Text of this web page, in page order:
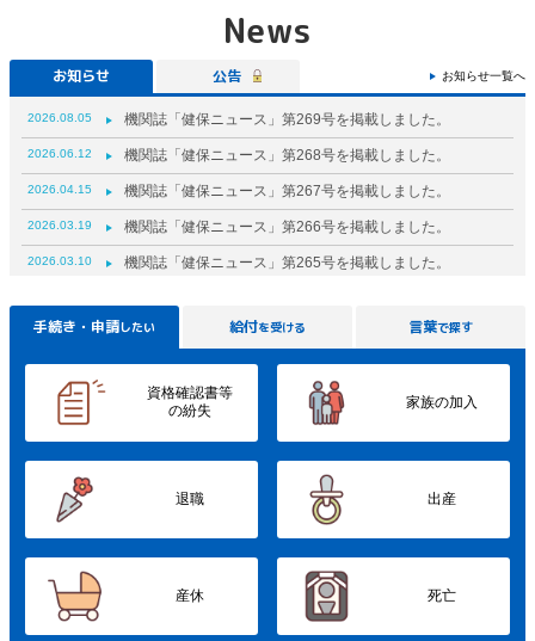
News
お知らせ 公告
2026.08.05 機関誌「健保ニュース」第269号を掲載しました。
2026.06.12 機関誌「健保ニュース」第268号を掲載しました。
2026.04.15 機関誌「健保ニュース」第267号を掲載しました。
2026.03.19 機関誌「健保ニュース」第266号を掲載しました。
2026.03.10 機関誌「健保ニュース」第265号を掲載しました。
2025.12.18 機関誌「健保ニュース」第264号を掲載しました。
機関誌「健保ニュース」第263号を掲載しました。
2025.10.24 機関誌「健保ニュース」第262号を掲載しました。
2025.10.20
2026年度から「子ども・子育て支援金制度」が始まりま
す。
お知らせ一覧へ
手続き・申請したい 給付を受ける 言葉で探す
資格確認書等
の紛失
家族の加入
退職 出産
産休 死亡